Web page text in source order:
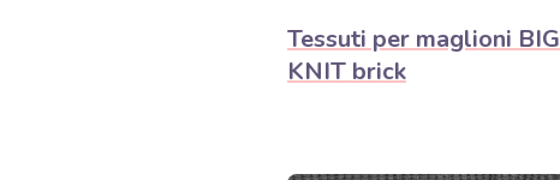
Tessuti per maglioni BIG
KNIT brick